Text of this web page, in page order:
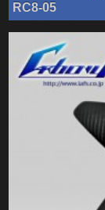
RC8-05